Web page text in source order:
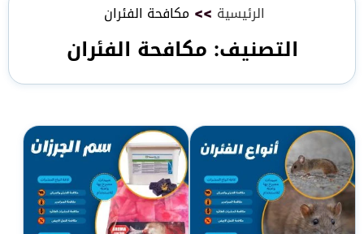
الرئيسية >> مكافحة الفئران
التصنيف: مكافحة الفئران